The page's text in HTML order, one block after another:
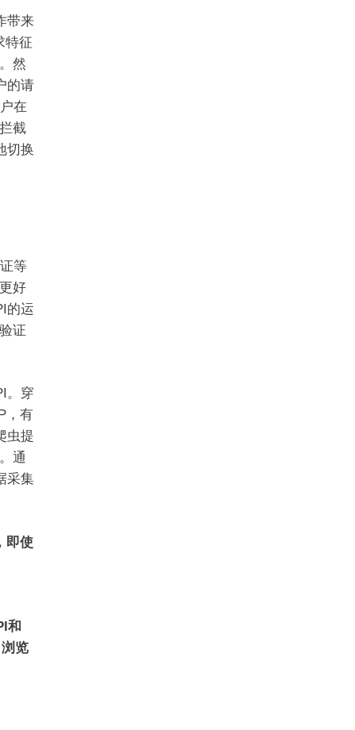
带来
特征
然
的请
在
截
切换
等
好
的运
证
。穿
，有
虫提
通
采集
即使
和
览